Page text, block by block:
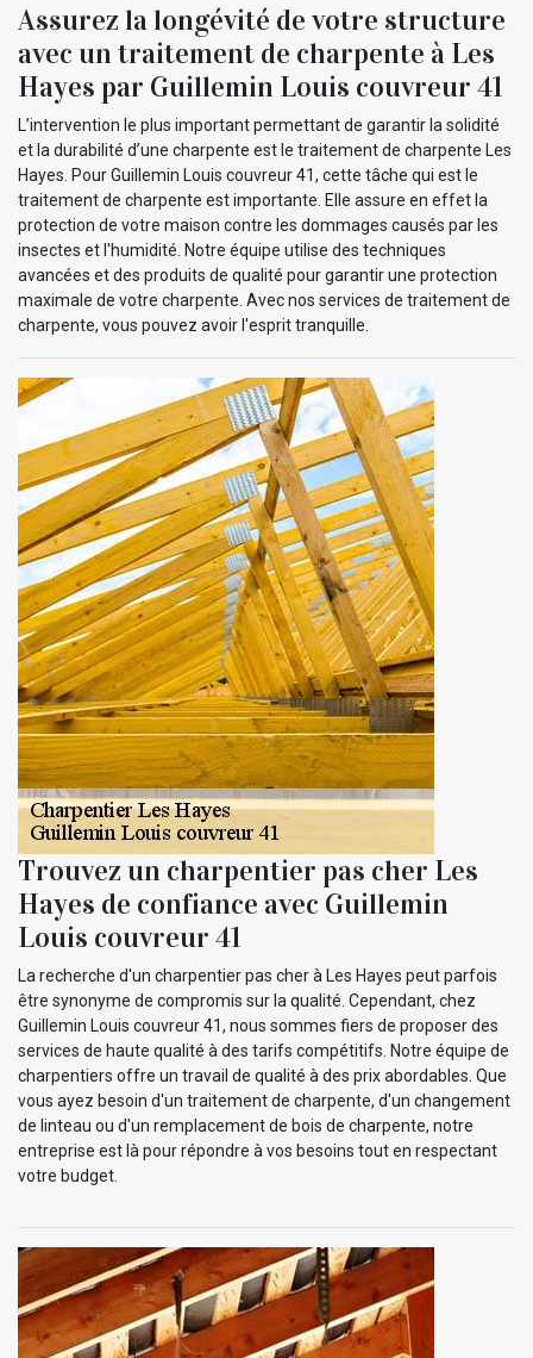
Assurez la longévité de votre structure
avec un traitement de charpente à Les
Hayes par Guillemin Louis couvreur 41
L’intervention le plus important permettant de garantir la solidité
et la durabilité d’une charpente est le traitement de charpente Les
Hayes. Pour Guillemin Louis couvreur 41, cette tâche qui est le
traitement de charpente est importante. Elle assure en effet la
protection de votre maison contre les dommages causés par les
insectes et l'humidité. Notre équipe utilise des techniques
avancées et des produits de qualité pour garantir une protection
maximale de votre charpente. Avec nos services de traitement de
charpente, vous pouvez avoir l'esprit tranquille.
Trouvez un charpentier pas cher Les
Hayes de confiance avec Guillemin
Louis couvreur 41
La recherche d'un charpentier pas cher à Les Hayes peut parfois
être synonyme de compromis sur la qualité. Cependant, chez
Guillemin Louis couvreur 41, nous sommes fiers de proposer des
services de haute qualité à des tarifs compétitifs. Notre équipe de
charpentiers offre un travail de qualité à des prix abordables. Que
vous ayez besoin d'un traitement de charpente, d'un changement
de linteau ou d'un remplacement de bois de charpente, notre
entreprise est là pour répondre à vos besoins tout en respectant
votre budget.